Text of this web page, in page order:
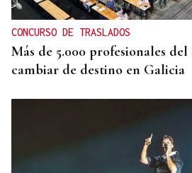
CONCURSO DE TRASLADOS
Más de 5.000 profesionales del
cambiar de destino en Galicia